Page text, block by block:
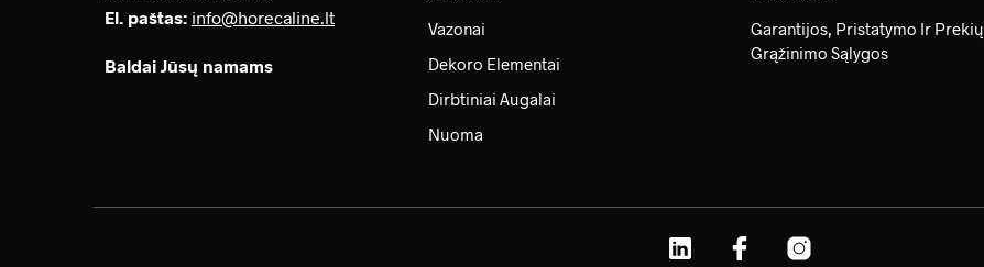
El. paštas: info@horecaline.lt
Baldai Jūsų namams
Vazonai
Dekoro Elementai
Dirbtiniai Augalai
Nuoma
Garantijos, Pristatymo Ir Prekių
Grąžinimo Sąlygos